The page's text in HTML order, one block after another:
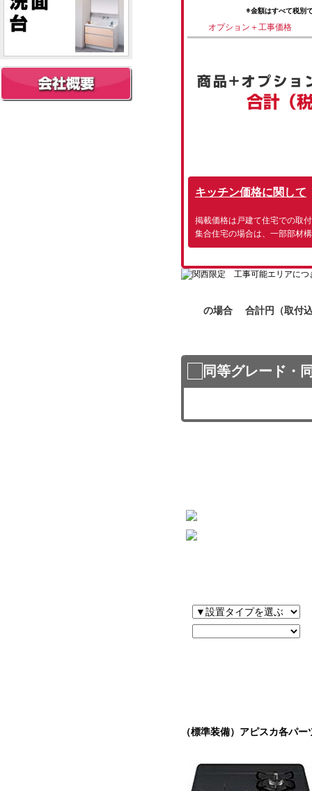
※金額はすべて税別
オプション＋工事価格
キッチン価格に関して
掲載価格は戸建て住宅での取
集合住宅の場合は、一部部材
の場合 合計円（取付
同等グレード・
（標準装備）アピスカ各パー